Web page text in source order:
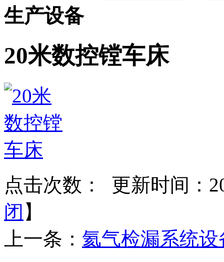
生产设备
20米数控镗车床
点击次数：
更新时间：
闭 】
上一条： 氦气检漏系统设